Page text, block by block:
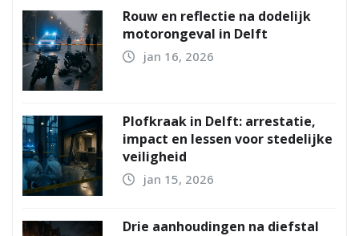
Rouw en reflectie na dodelijk
motorongeval in Delft
jan 16, 2026
Plofkraak in Delft: arrestatie,
impact en lessen voor stedelijke
veiligheid
jan 15, 2026
Drie aanhoudingen na diefstal